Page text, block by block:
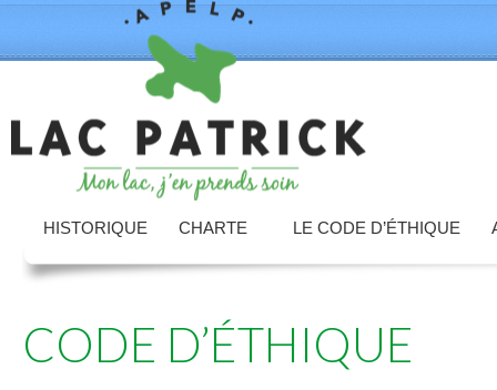
HISTORIQUE CHARTE LE CODE D’ÉTHIQUE
CODE D’ÉTHIQUE